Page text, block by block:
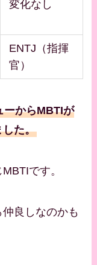
変化なし
ENTJ（指揮
官）
ーからMBTIが
した。
です。
良しなのかも